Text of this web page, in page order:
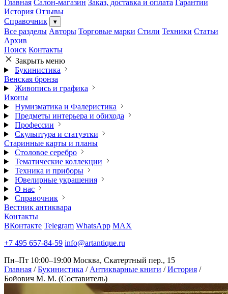
Главная Салон-магазин Заказ, доставка и оплата Гарантии
История Отзывы
Справочник
▾
Все разделы Авторы Торговые марки Стили Техники Статьи
Архив
Поиск Контакты
Закрыть меню
Букинистика
Венская бронза
Живопись и графика
Иконы
Нумизматика и Фалеристика
Предметы интерьера и обихода
Профессии
Скульптура и статуэтки
Старинные карты и планы
Столовое серебро
Тематические коллекции
Техника и приборы
Ювелирные украшения
О нас
Справочник
Вестник антиквара
Контакты
ВКонтакте Telegram WhatsApp MAX
+7 495 657-84-59 info@artantique.ru
Пн–Пт 10:00–19:00 Москва, Скатертный пер., 15
Главная / Букинистика / Антикварные книги / История /
Бойович М. М. (Составитель)